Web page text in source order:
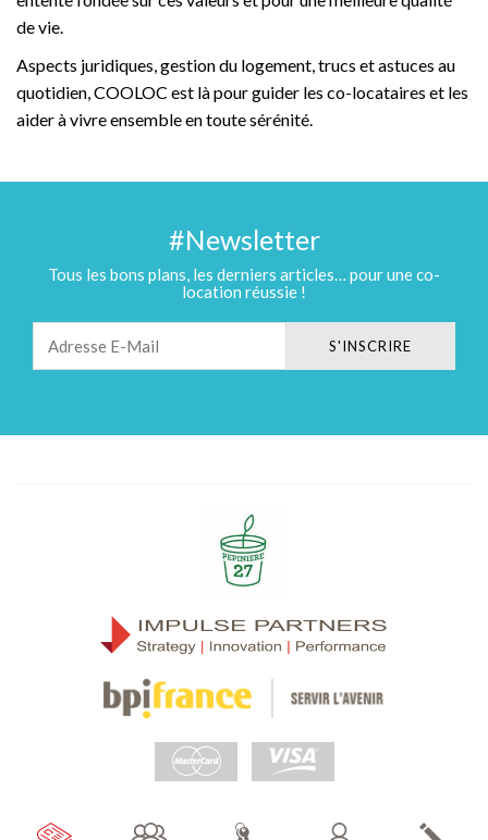
de vie.
Aspects juridiques, gestion du logement, trucs et astuces au
quotidien, COOLOC est là pour guider les co-locataires et les
aider à vivre ensemble en toute sérénité.
#Newsletter
Tous les bons plans, les derniers articles… pour une co-
location réussie !